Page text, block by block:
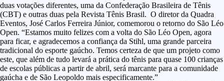
duas votações diferentes, uma da Confederação Brasileira de Tênis
(CBT) e outras duas pela Revista Tênis Brasil. O diretor da Quadra
Eventos, José Carlos Ferreira Júnior, comemorou o retorno do São Léo
Open. “Estamos muito felizes com a volta do São Léo Open, agora
para ficar, e agradecemos a confiança da Stihl, uma grande parceira
tradicional do esporte gaúcho. Temos certeza de que um projeto como
este, que além de tudo levará a prática do tênis para quase 100 crianças
de escolas públicas a partir de abril, será marcante para a comunidade
gaúcha e de São Leopoldo mais especificamente.”